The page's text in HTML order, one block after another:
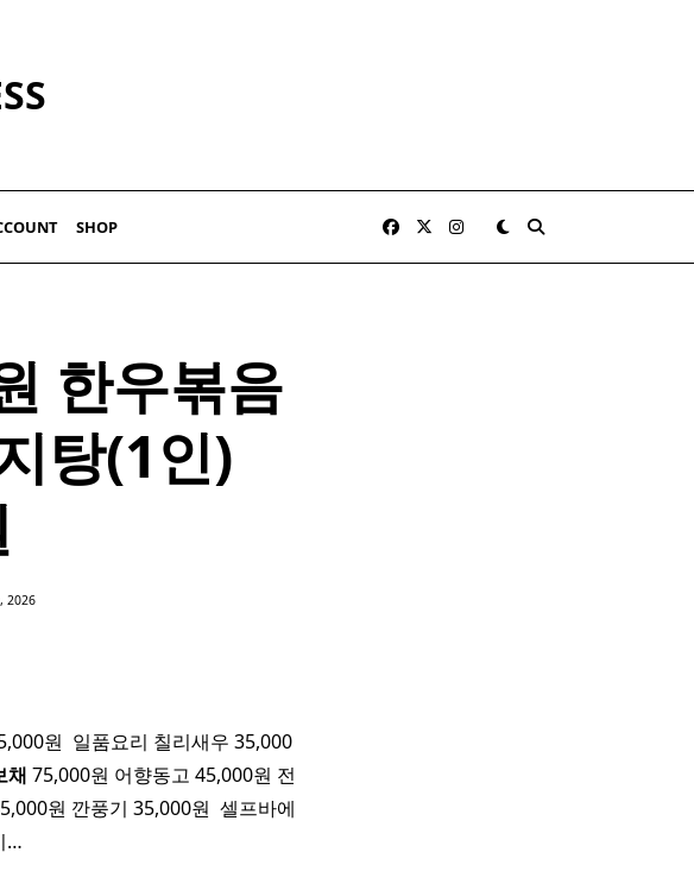
SHOP
한우볶음
탕(1인)
2026
원 ​ 일품요리 칠리새우 35,000
채 75,000원 어향동고 45,000원 전
원 깐풍기 35,000원 ​ 셀프바에
…